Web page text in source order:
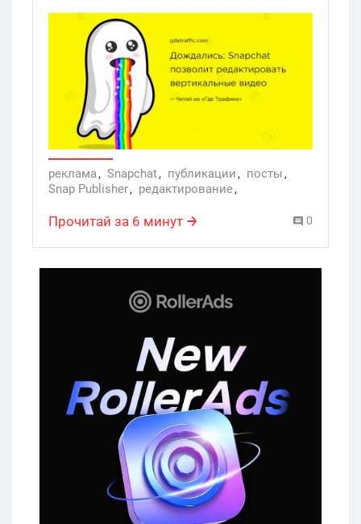
Итак, Snapchat запустил Snap Publisher —
инструмент для создания объявлений с
самообслуживанием, который
преобразует горизонтальные
видеоролики и веб-сайты в
вертикальные видеообъявления.
Наконец-то!
реклама, Snapchat, публикации, посты,
Snap Publisher, редактирование,
Прочитай за 6 минут 0